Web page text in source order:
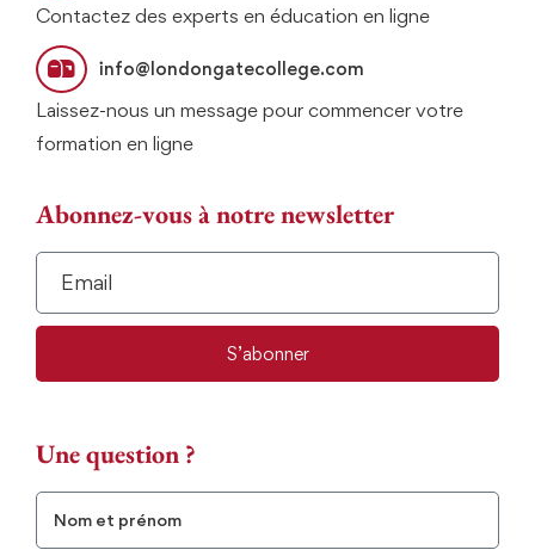
Contactez des experts en éducation en ligne
info@londongatecollege.com
Laissez-nous un message pour commencer votre
formation en ligne
Abonnez-vous à notre newsletter
S’abonner
Une question ?